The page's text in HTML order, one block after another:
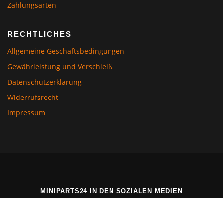
Zahlungsarten
RECHTLICHES
Allgemeine Geschäftsbedingungen
Gewährleistung und Verschleiß
Datenschutzerklärung
Widerrufsrecht
Impressum
MINIPARTS24 IN DEN SOZIALEN MEDIEN